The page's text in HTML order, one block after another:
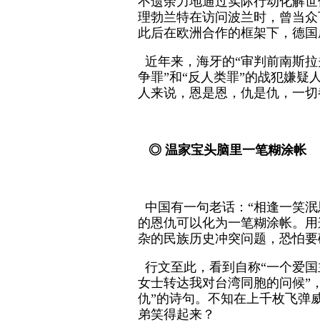
理勃兰特在访问波兰时，曾当
此后在欧洲合作的框架下，德
近年来，海牙的“审判前南斯
争罪”和“反人类罪”的战犯嫌疑
人来说，恩是恩，仇是仇，一
◎ 温家宝头脑里一笔糊涂帐
中国有一句老话：“相逢一笑
的恩仇可以化为一笔糊涂帐。
杂的民族历史冲突问题，恐怕
行文至此，看到自称“一个爱
女士转达我对台湾同胞的问候”
仇”的诗句。不知在上千枚飞弹
弟笑得起来？